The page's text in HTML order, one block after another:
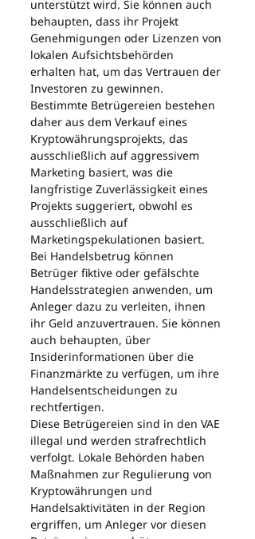
unterstützt wird. Sie können auch
behaupten, dass ihr Projekt
Genehmigungen oder Lizenzen von
lokalen Aufsichtsbehörden
erhalten hat, um das Vertrauen der
Investoren zu gewinnen.
Bestimmte Betrügereien bestehen
daher aus dem Verkauf eines
Kryptowährungsprojekts, das
ausschließlich auf aggressivem
Marketing basiert, was die
langfristige Zuverlässigkeit eines
Projekts suggeriert, obwohl es
ausschließlich auf
Marketingspekulationen basiert.
Bei Handelsbetrug können
Betrüger fiktive oder gefälschte
Handelsstrategien anwenden, um
Anleger dazu zu verleiten, ihnen
ihr Geld anzuvertrauen. Sie können
auch behaupten, über
Insiderinformationen über die
Finanzmärkte zu verfügen, um ihre
Handelsentscheidungen zu
rechtfertigen.
Diese Betrügereien sind in den VAE
illegal und werden strafrechtlich
verfolgt. Lokale Behörden haben
Maßnahmen zur Regulierung von
Kryptowährungen und
Handelsaktivitäten in der Region
ergriffen, um Anleger vor diesen